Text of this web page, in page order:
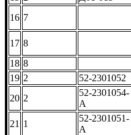
16 7
17 8
18 8
19 2 52-2301052
20 2
52-2301054-
А
21 1
52-2301051-
А